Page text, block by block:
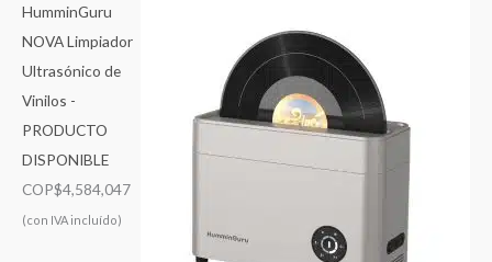
HumminGuru
NOVA Limpiador
Ultrasónico de
Vinilos -
PRODUCTO
DISPONIBLE
COP$4,584,047
(con IVA incluído)